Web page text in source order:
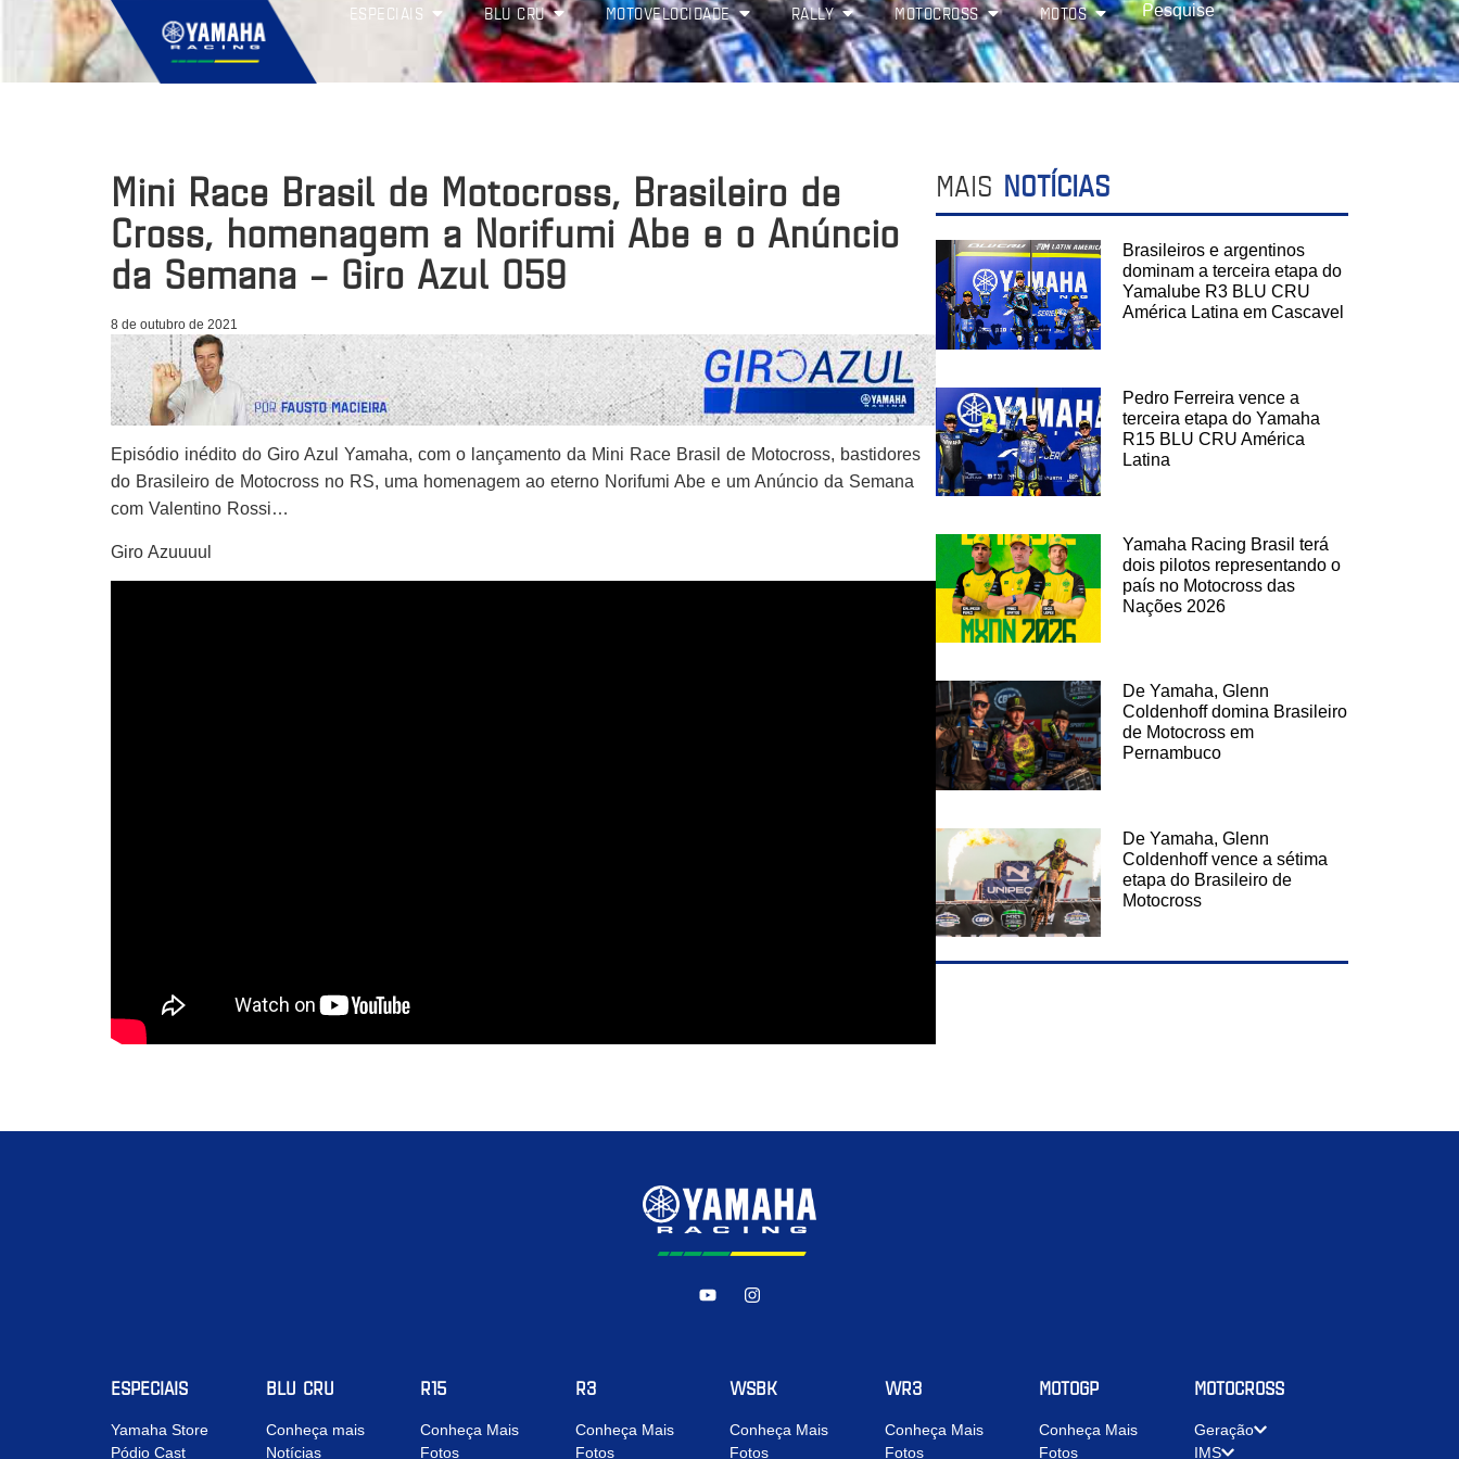
ESPECIAIS BLU CRU MOTOVELOCIDADE RALLY MOTOCROSS MOTOS
Mini Race Brasil de Motocross, Brasileiro de
Cross, homenagem a Norifumi Abe e o Anúncio
da Semana – Giro Azul 059
8 de outubro de 2021
Episódio inédito do Giro Azul Yamaha, com o lançamento da Mini Race Brasil de Motocross, bastidores
do Brasileiro de Motocross no RS, uma homenagem ao eterno Norifumi Abe e um Anúncio da Semana
com Valentino Rossi…
Giro Azuuuul
MAIS NOTÍCIAS
Brasileiros e argentinos
dominam a terceira etapa do
Yamalube R3 BLU CRU
América Latina em Cascavel
Pedro Ferreira vence a
terceira etapa do Yamaha
R15 BLU CRU América
Latina
Yamaha Racing Brasil terá
dois pilotos representando o
país no Motocross das
Nações 2026
De Yamaha, Glenn
Coldenhoff domina Brasileiro
de Motocross em
Pernambuco
De Yamaha, Glenn
Coldenhoff vence a sétima
etapa do Brasileiro de
Motocross
ESPECIAIS
Yamaha Store
Pódio Cast
BLU CRU
Conheça mais
Notícias
R15
Conheça Mais
Fotos
R3
Conheça Mais
Fotos
WSBK
Conheça Mais
Fotos
WR3
Conheça Mais
Fotos
MOTOGP
Conheça Mais
Fotos
MOTOCROSS
Geração
IMS